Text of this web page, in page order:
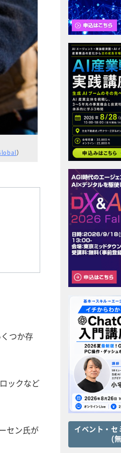
）
つか存
ックなど
セン氏が
イベント・セ
(